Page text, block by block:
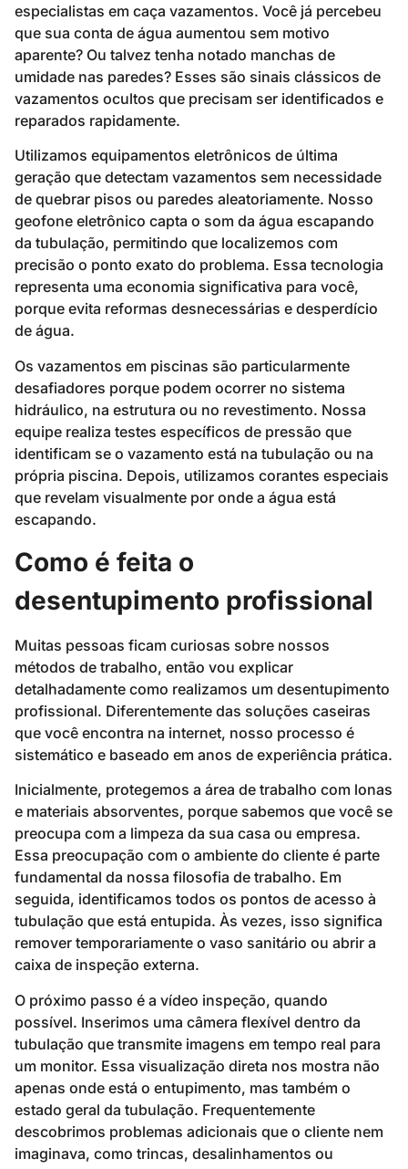
especialistas em caça vazamentos. Você já percebeu
que sua conta de água aumentou sem motivo
aparente? Ou talvez tenha notado manchas de
umidade nas paredes? Esses são sinais clássicos de
vazamentos ocultos que precisam ser identificados e
reparados rapidamente.
Utilizamos equipamentos eletrônicos de última
geração que detectam vazamentos sem necessidade
de quebrar pisos ou paredes aleatoriamente. Nosso
geofone eletrônico capta o som da água escapando
da tubulação, permitindo que localizemos com
precisão o ponto exato do problema. Essa tecnologia
representa uma economia significativa para você,
porque evita reformas desnecessárias e desperdício
de água.
Os vazamentos em piscinas são particularmente
desafiadores porque podem ocorrer no sistema
hidráulico, na estrutura ou no revestimento. Nossa
equipe realiza testes específicos de pressão que
identificam se o vazamento está na tubulação ou na
própria piscina. Depois, utilizamos corantes especiais
que revelam visualmente por onde a água está
escapando.
Como é feita o
desentupimento profissional
Muitas pessoas ficam curiosas sobre nossos
métodos de trabalho, então vou explicar
detalhadamente como realizamos um desentupimento
profissional. Diferentemente das soluções caseiras
que você encontra na internet, nosso processo é
sistemático e baseado em anos de experiência prática.
Inicialmente, protegemos a área de trabalho com lonas
e materiais absorventes, porque sabemos que você se
preocupa com a limpeza da sua casa ou empresa.
Essa preocupação com o ambiente do cliente é parte
fundamental da nossa filosofia de trabalho. Em
seguida, identificamos todos os pontos de acesso à
tubulação que está entupida. Às vezes, isso significa
remover temporariamente o vaso sanitário ou abrir a
caixa de inspeção externa.
O próximo passo é a vídeo inspeção, quando
possível. Inserimos uma câmera flexível dentro da
tubulação que transmite imagens em tempo real para
um monitor. Essa visualização direta nos mostra não
apenas onde está o entupimento, mas também o
estado geral da tubulação. Frequentemente
descobrimos problemas adicionais que o cliente nem
imaginava, como trincas, desalinhamentos ou